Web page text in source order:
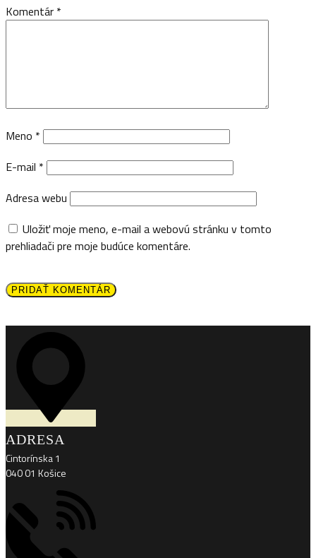
Komentár *
Meno *
E-mail *
Adresa webu
Uložiť moje meno, e-mail a webovú stránku v tomto
prehliadači pre moje budúce komentáre.
PRIDAŤ KOMENTÁR
ADRESA
Cintorínska 1
040 01 Košice